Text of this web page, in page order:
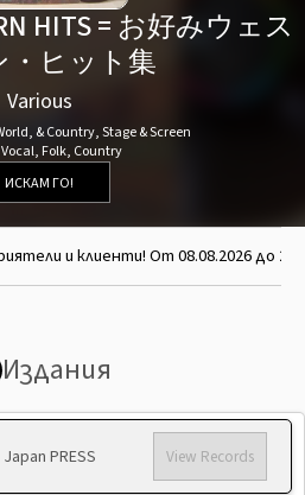
HITS = お好みウェス
・ヒット集
Various
& Country,Stage & Screen
Vocal, Folk, Country
ИСКАМ ГО!
и клиенти! От 08.08.2026 до
Издания
PRESS View Records